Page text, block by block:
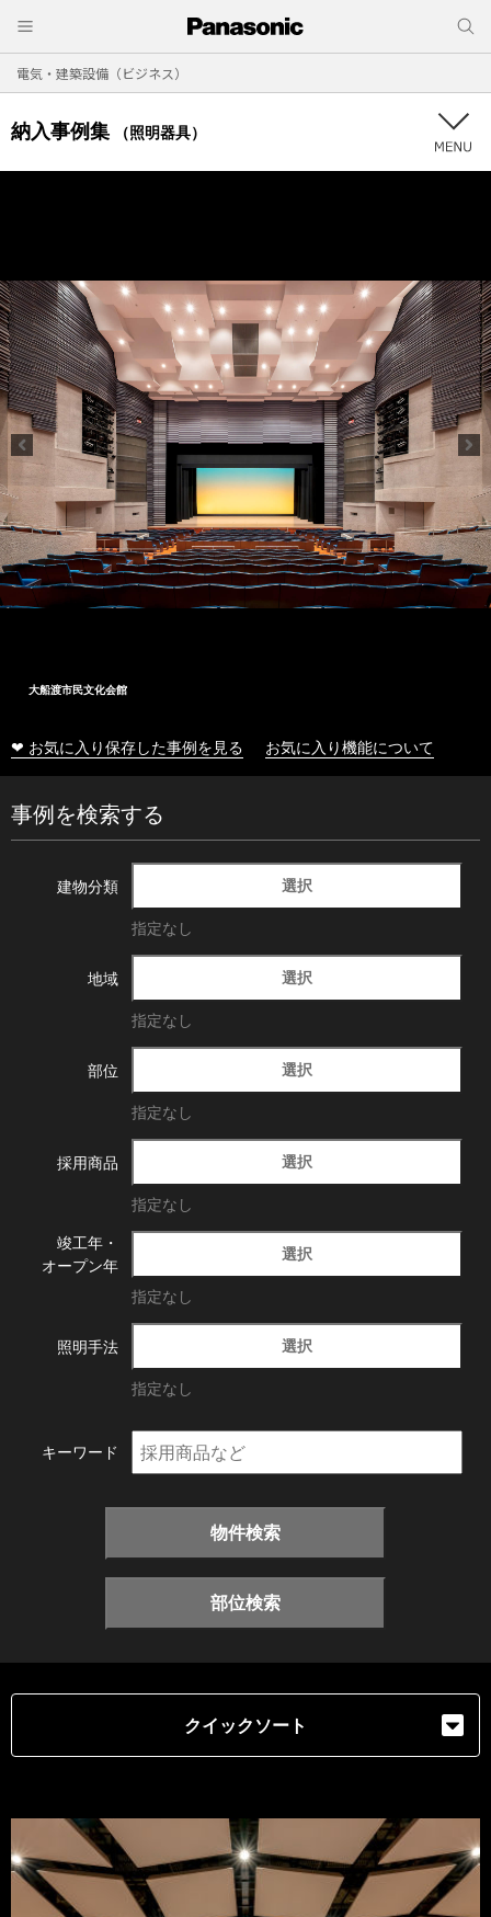
電気・建築設備（ビジネス）
納入事例集 （照明器具）
大船渡市民文化会館
❤ お気に入り保存した事例を見る お気に入り機能について
事例を検索する
建物分類 選択
指定なし
地域 選択
指定なし
部位 選択
指定なし
採用商品 選択
指定なし
竣工年・
オープン年
選択
指定なし
照明手法 選択
指定なし
キーワード
物件検索
部位検索
クイックソート